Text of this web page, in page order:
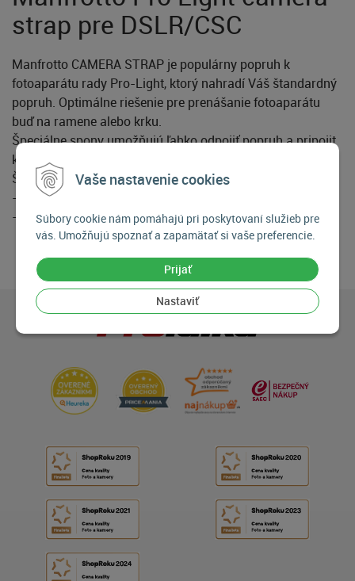
Vaše nastavenie cookies
Súbory cookie nám pomáhajú pri poskytovaní služieb pre
vás. Umožňujú spoznať a zapamätať si vaše preferencie.
Prijať
Nastaviť
strap pre DSLR/CSC
Manfrotto CAMERA STRAP je populárny popruh k
fotoaparátu rady Pro-Light, ktorý nahradí Váš štandardný
popruh. Optimálne riešenie pre prenášanie fotoaparátu
buď na ramene alebo krku.
Špeciálne spony umožňujú ľahko odpojiť popruh a pripojit
k batohu.
Štandartná a jednoduchá inštalácia.
- farba: čierna
- hmotnosť: 0.08 kg